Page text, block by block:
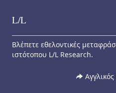
Skip to content
L/L
Βλέπετε εθελοντικές
ιστότοπου L/L Research.